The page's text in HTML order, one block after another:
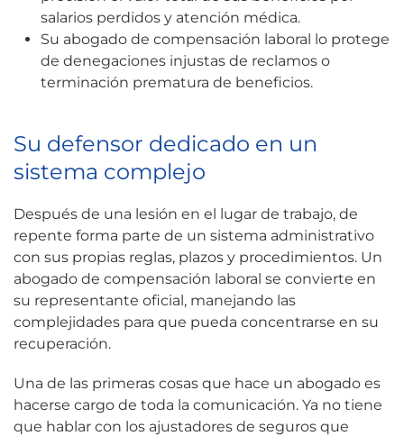
salarios perdidos y atención médica.
Su abogado de compensación laboral lo protege
de denegaciones injustas de reclamos o
terminación prematura de beneficios.
Su defensor dedicado en un
sistema complejo
Después de una lesión en el lugar de trabajo, de
repente forma parte de un sistema administrativo
con sus propias reglas, plazos y procedimientos. Un
abogado de compensación laboral se convierte en
su representante oficial, manejando las
complejidades para que pueda concentrarse en su
recuperación.
Una de las primeras cosas que hace un abogado es
hacerse cargo de toda la comunicación. Ya no tiene
que hablar con los ajustadores de seguros que